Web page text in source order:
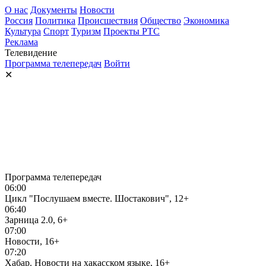
О нас Документы Новости
Россия Политика Происшествия Общество Экономика
Культура Спорт Туризм Проекты РТС
Реклама
Телевидение
Программа телепередач Войти
✕
Программа телепередач
06:00
Цикл "Послушаем вместе. Шостакович", 12+
06:40
Зарница 2.0, 6+
07:00
Новости, 16+
07:20
Хабар. Новости на хакасском языке, 16+